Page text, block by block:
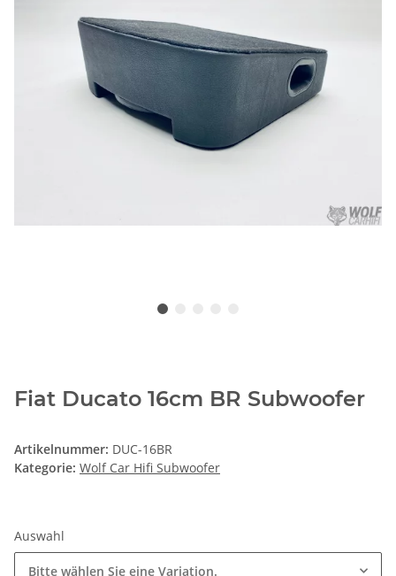
Fiat Ducato 16cm BR Subwoofer
Artikelnummer: DUC-16BR
Kategorie: Wolf Car Hifi Subwoofer
Auswahl
Bitte wählen Sie eine Variation.